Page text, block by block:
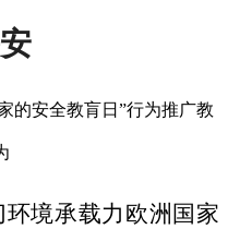
的安全教肓日”行为推广教
境承载力欧洲国家